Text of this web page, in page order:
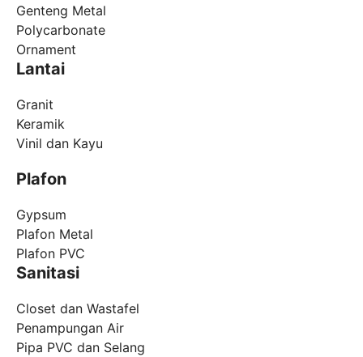
Genteng Metal
Polycarbonate
Ornament
Lantai
Granit
Keramik
Vinil dan Kayu
Plafon
Gypsum
Plafon Metal
Plafon PVC
Sanitasi
Closet dan Wastafel
Penampungan Air
Pipa PVC dan Selang